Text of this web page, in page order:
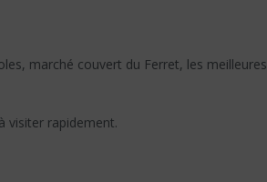
marché couvert du Ferret, les meilleures
visiter rapidement.